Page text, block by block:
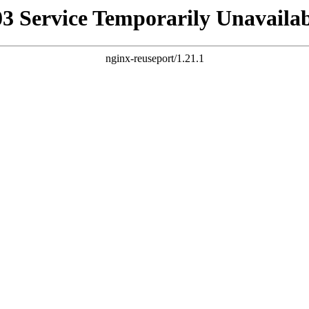
Service Temporarily
nginx-reuseport/1.21.1